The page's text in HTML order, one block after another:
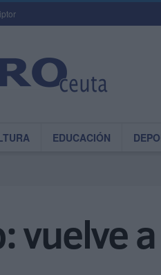
EDUCACIÓN
vuelve